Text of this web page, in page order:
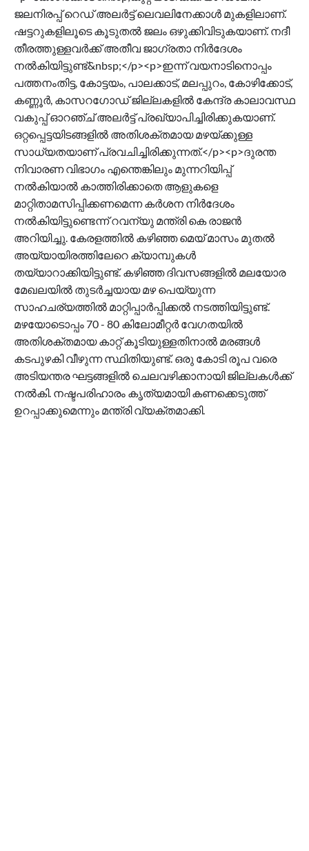
ജലനിരപ്പ് റെഡ് അലർട്ട് ലെവലിനേക്കാൾ മുകളിലാണ്.
ഷട്ടറുകളിലൂടെ കൂടുതൽ ജലം ഒഴുക്കിവിടുകയാണ്. നദീ
തീരത്തുള്ളവർക്ക് അതീവ ജാഗ്രതാ നിർദേശം
നൽകിയിട്ടുണ്ട്&nbsp;</p><p>ഇന്ന് വയനാടിനൊപ്പം
പത്തനംതിട്ട, കോട്ടയം, പാലക്കാട്, മലപ്പുറം, കോഴിക്കോട്,
കണ്ണൂർ, കാസറഗോഡ് ജില്ലകളിൽ കേന്ദ്ര കാലാവസ്ഥ
വകുപ്പ് ഓറഞ്ച് അലർട്ട് പ്രഖ്യാപിച്ചിരിക്കുകയാണ്.
ഒറ്റപ്പെട്ടയിടങ്ങളിൽ അതിശക്തമായ മഴയ്ക്കുള്ള
സാധ്യതയാണ് പ്രവചിച്ചിരിക്കുന്നത്.</p><p>ദുരന്ത
നിവാരണ വിഭാഗം എന്തെങ്കിലും മുന്നറിയിപ്പ്
നൽകിയാൽ കാത്തിരിക്കാതെ ആളുകളെ
മാറ്റിതാമസിപ്പിക്കണമെന്ന കർശന നിർദേശം
നൽകിയിട്ടുണ്ടെന്ന് റവന്യു മന്ത്രി കെ രാജൻ
അറിയിച്ചു. കേരളത്തിൽ കഴിഞ്ഞ മെയ് മാസം മുതൽ
അയ്യായിരത്തിലേറെ ക്യാമ്പുകൾ
തയ്യാറാക്കിയിട്ടുണ്ട്. കഴിഞ്ഞ ദിവസങ്ങളിൽ മലയോര
മേഖലയിൽ തുടർച്ചയായ മഴ പെയ്യുന്ന
സാഹചര്യത്തിൽ മാറ്റിപ്പാർപ്പിക്കൽ നടത്തിയിട്ടുണ്ട്.
മഴയോടൊപ്പം 70 - 80 കിലോമീറ്റർ വേഗതയിൽ
അതിശക്തമായ കാറ്റ് കൂടിയുള്ളതിനാൽ മരങ്ങൾ
കടപുഴകി വീഴുന്ന സ്ഥിതിയുണ്ട്. ഒരു കോടി രൂപ വരെ
അടിയന്തര ഘട്ടങ്ങളിൽ ചെലവഴിക്കാനായി ജില്ലകൾക്ക്
നൽകി. നഷ്ടപരിഹാരം കൃത്യമായി കണക്കെടുത്ത്
ഉറപ്പാക്കുമെന്നും മന്ത്രി വ്യക്തമാക്കി.